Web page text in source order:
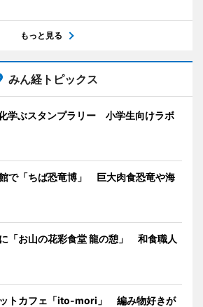
もっと見る
みん経トピックス
学ぶスタンプラリー 小学生向けラボ
で「ちば恐竜博」 巨大肉食恐竜や海
「お山の花彩食堂 龍の憩」 和食職人
トカフェ「ito-mori」 編み物好きが